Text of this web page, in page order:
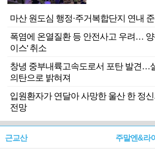
마산 원도심 행정·주거복합단지 연내
폭염에 온열질환 등 안전사고 우려… 양
이스' 취소
창녕 중부내륙고속도로서 포탄 발견…
의탄으로 밝혀져
입원환자가 연달아 사망한 울산 한 정
전망
근교산 주말엔&라